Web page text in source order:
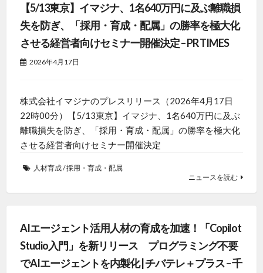
【5/13東京】イマジナ、1名640万円に及ぶ離職損
失を防ぎ、「採用・育成・配属」の勝率を極大化
させる経営者向けセミナー開催決定 – PR TIMES
2026年4月17日
株式会社イマジナのプレスリリース（2026年4月17日
22時00分）【5/13東京】イマジナ、1名640万円に及ぶ
離職損失を防ぎ、「採用・育成・配属」の勝率を極大化
させる経営者向けセミナー開催決定
人材育成/採用・育成・配属
ニュースを読む
AIエージェント活用人材の育成を加速！「Copilot
Studio入門」を新リリース プログラミング不要
でAIエージェントを内製化 | チバテレ＋プラス – 千